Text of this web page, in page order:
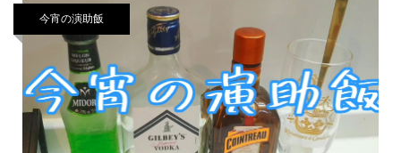
今宵の演助飯